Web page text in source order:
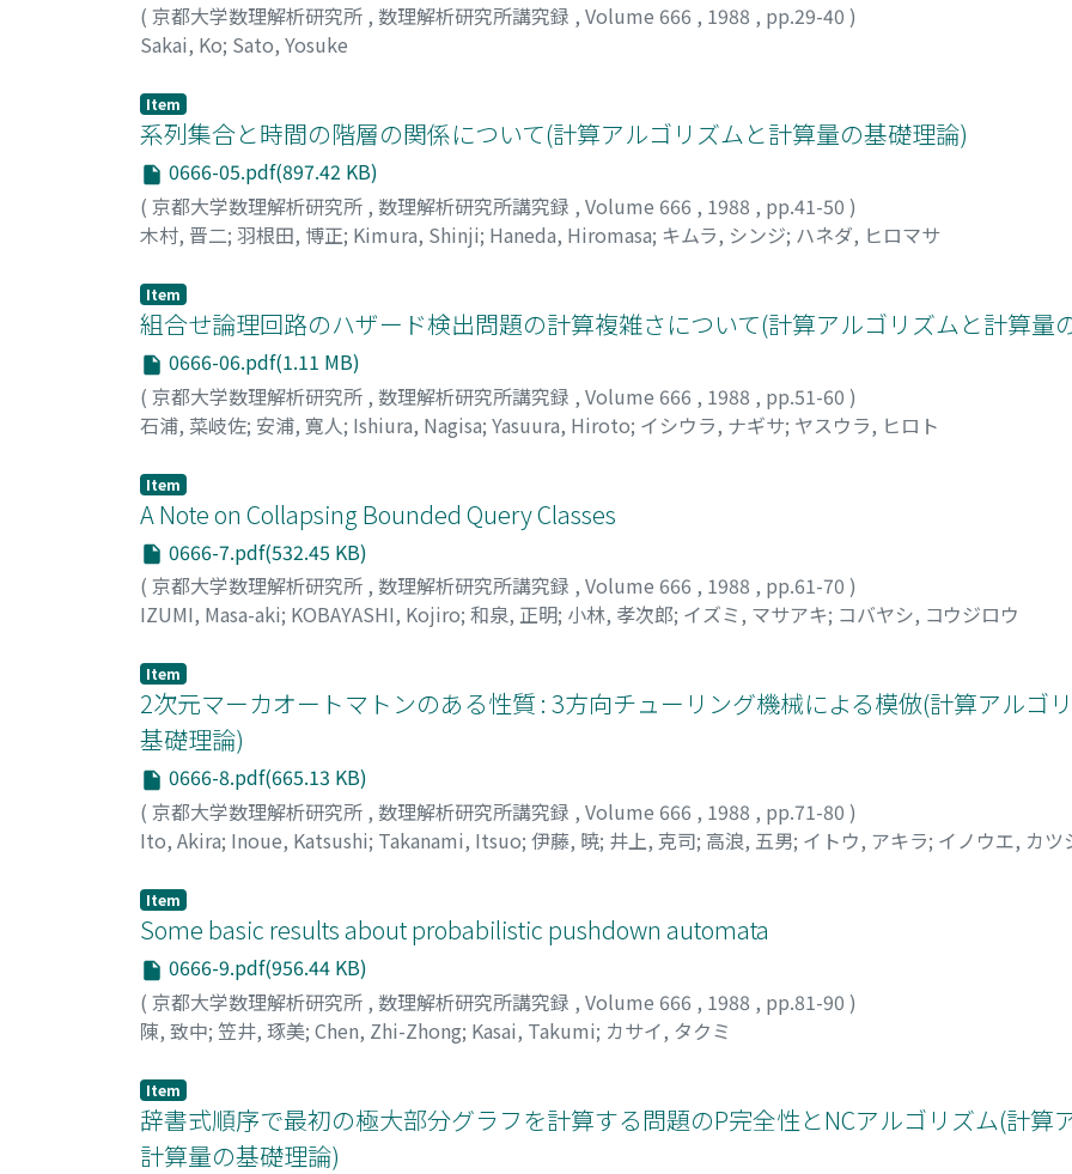
( 京都大学数理解析研究所 , 数理解析研究所講究録 , Volume 666 , 1988 , pp.29-40 )
Sakai, Ko; Sato, Yosuke
Item
系列集合と時間の階層の関係について(計算アルゴリズムと計算量の基礎理論)
0666-05.pdf(897.42 KB)
( 京都大学数理解析研究所 , 数理解析研究所講究録 , Volume 666 , 1988 , pp.41-50 )
木村, 晋二; 羽根田, 博正; Kimura, Shinji; Haneda, Hiromasa; キムラ, シンジ; ハネダ, ヒロマサ
Item
組合せ論理回路のハザード検出問題の計算複雑さについて(計算アルゴリズムと計算量
0666-06.pdf(1.11 MB)
( 京都大学数理解析研究所 , 数理解析研究所講究録 , Volume 666 , 1988 , pp.51-60 )
石浦, 菜岐佐; 安浦, 寛人; Ishiura, Nagisa; Yasuura, Hiroto; イシウラ, ナギサ; ヤスウラ, ヒロト
Item
A Note on Collapsing Bounded Query Classes
0666-7.pdf(532.45 KB)
( 京都大学数理解析研究所 , 数理解析研究所講究録 , Volume 666 , 1988 , pp.61-70 )
IZUMI, Masa-aki; KOBAYASHI, Kojiro; 和泉, 正明; 小林, 孝次郎; イズミ, マサアキ; コバヤシ, コウジロウ
Item
2次元マーカオートマトンのある性質 : 3方向チューリング機械による模倣(計算アルゴ
基礎理論)
0666-8.pdf(665.13 KB)
( 京都大学数理解析研究所 , 数理解析研究所講究録 , Volume 666 , 1988 , pp.71-80 )
Ito, Akira; Inoue, Katsushi; Takanami, Itsuo; 伊藤, 暁; 井上, 克司; 高浪, 五男; イトウ, アキラ; イノウエ, カツ
Item
Some basic results about probabilistic pushdown automata
0666-9.pdf(956.44 KB)
( 京都大学数理解析研究所 , 数理解析研究所講究録 , Volume 666 , 1988 , pp.81-90 )
陳, 致中; 笠井, 琢美; Chen, Zhi-Zhong; Kasai, Takumi; カサイ, タクミ
Item
辞書式順序で最初の極大部分グラフを計算する問題のP完全性とNCアルゴリズム(計算
計算量の基礎理論)